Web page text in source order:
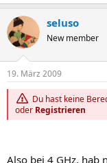
seluso
New member
19. März 2009
Du hast keine
oder Registrieren
Also bei 4 GHz, hab